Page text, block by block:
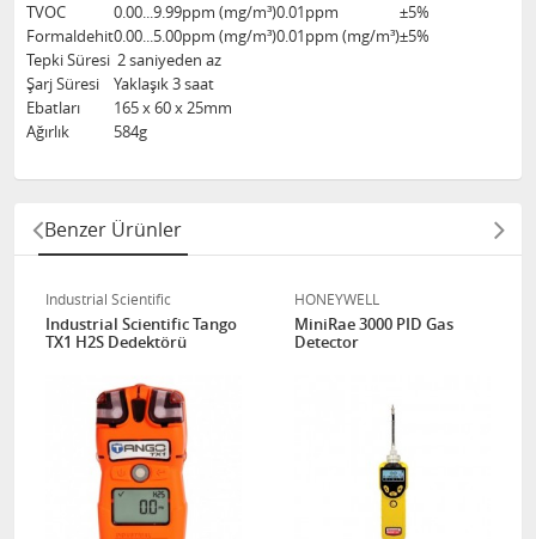
TVOC
0.00...9.99ppm (mg/m³)0.01ppm
±5%
Formaldehit0.00...5.00ppm (mg/m³)0.01ppm (mg/m³)±5%
Tepki Süresi 2 saniyeden az
Şarj Süresi
Yaklaşık 3 saat
Ebatları
165 x 60 x 25mm
Ağırlık
584g
Benzer Ürünler
Industrial Scientific
Industrial Scientific Tango
TX1 H2S Dedektörü
HONEYWELL
MiniRae 3000 PID Gas
Detector